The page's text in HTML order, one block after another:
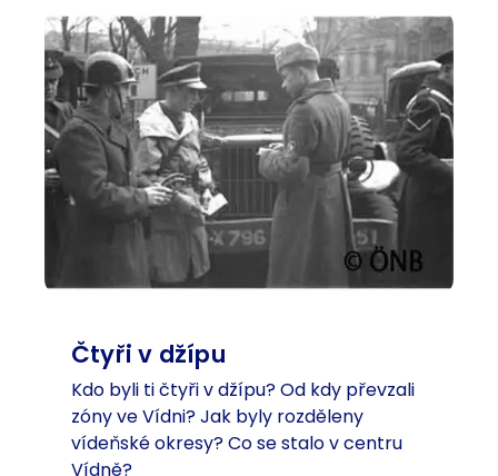
o
l
e
o
n
B
o
n
a
t
a
d
e
k
o
m
r
k
9
0
0
-
Čtyři v džípu
Kdo byli ti čtyři v džípu? Od kdy převzali
zóny ve Vídni? Jak byly rozděleny
vídeňské okresy? Co se stalo v centru
Vídně?